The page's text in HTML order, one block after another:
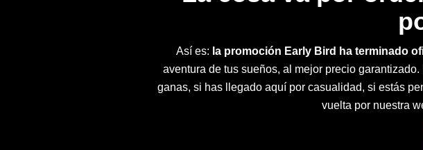
Así es: la promoción Early Bird ha terminado
aventura de tus sueños, al mejor precio
ganas, si has llegado aquí por casualidad, si estás
vuelta por nuestra